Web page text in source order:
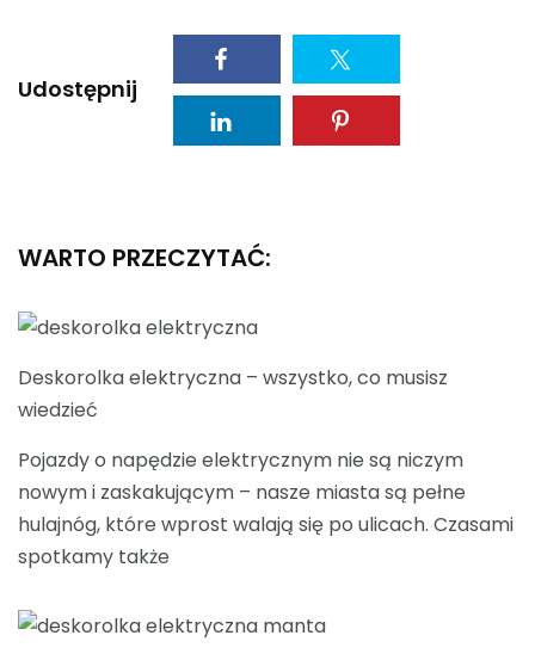
Udostępnij
WARTO PRZECZYTAĆ:
Deskorolka elektryczna – wszystko, co musisz
wiedzieć
Pojazdy o napędzie elektrycznym nie są niczym
nowym i zaskakującym – nasze miasta są pełne
hulajnóg, które wprost walają się po ulicach. Czasami
spotkamy także